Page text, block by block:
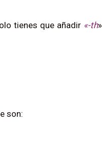
tienes que añadir «-th
son: